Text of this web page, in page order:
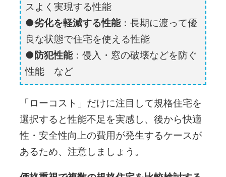
スよく実現する性能
劣化を軽減する性能：長期に渡って優
良な状態で住宅を使える性能
防犯性能：侵入・窓の破壊などを防ぐ
性能 など
「ローコスト」だけに注目して規格住宅を
選択すると性能不足を実感し、後から快適
性・安全性向上の費用が発生するケースが
あるため、注意しましょう。